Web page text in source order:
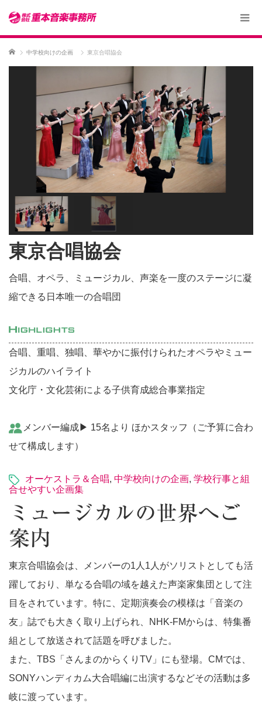
ホーム 中学校向けの企画 東京合唱協会
東京合唱協会
合唱、オペラ、ミュージカル、声楽を一度のステージに凝
縮できる日本唯一の合唱団
合唱、重唱、独唱、華やかに振付けられたオペラやミュー
ジカルのハイライト
文化庁・文化芸術による子供育成総合事業指定
メンバー編成▶︎ 15名より ほかスタッフ（ご予算に合わ
せて構成します）
オーケストラ＆合唱, 中学校向けの企画, 学校行事と組
合せやすい企画集
ミュージカルの世界へご
案内
東京合唱協会は、メンバーの1人1人がソリストとしても活
躍しており、単なる合唱の域を越えた声楽家集団として注
目をされています。特に、定期演奏会の模様は「音楽の
友」誌でも大きく取り上げられ、NHK-FMからは、特集番
組として放送されて話題を呼びました。
また、TBS「さんまのからくりTV」にも登場。CMでは、
SONYハンディカム大合唱編に出演するなどその活動は多
岐に渡っています。